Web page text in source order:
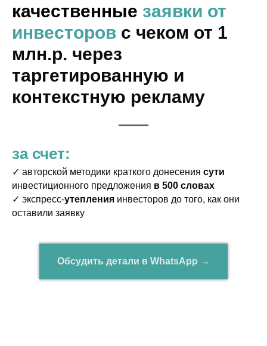
качественные заявки от
инвесторов с чеком от 1
млн.р. через
таргетированную и
контекстную рекламу
за счет:
✓ авторской методики краткого донесения сути
инвестиционного предложения в 500 словах
✓ экспресс-утепления инвесторов до того, как они
оставили заявку
Обсудить детали в WhatsApp →